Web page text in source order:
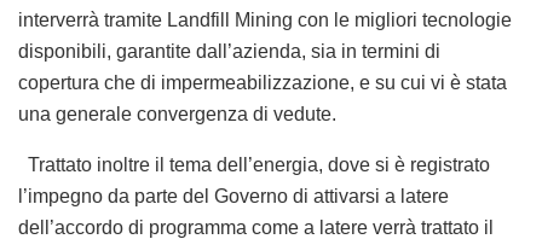
interverrà tramite Landfill Mining con le migliori tecnologie
disponibili, garantite dall’azienda, sia in termini di
copertura che di impermeabilizzazione, e su cui vi è stata
una generale convergenza di vedute.
Trattato inoltre il tema dell’energia, dove si è registrato
l’impegno da parte del Governo di attivarsi a latere
dell’accordo di programma come a latere verrà trattato il